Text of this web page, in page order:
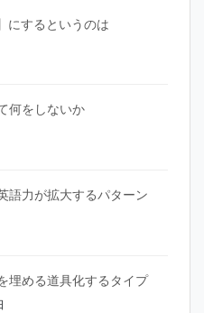
にするというのは
何をしないか
語力が拡大するパターン
埋める道具化するタイプ